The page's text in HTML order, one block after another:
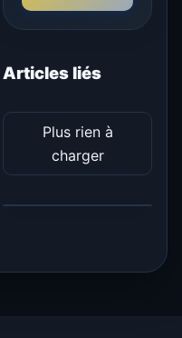
Articles liés
Plus rien à
charger